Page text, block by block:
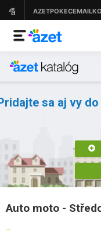
sa aj vy
Auto moto -